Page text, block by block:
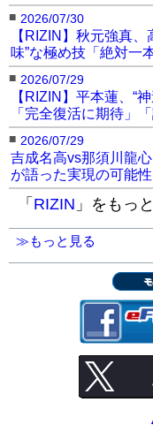
■ 2026/07/30
【RIZIN】秋元強真
味”な極め技「絶対一
■ 2026/07/29
【RIZIN】平本蓮、“
「完全復活に期待」
■ 2026/07/29
吉成名高vs那須川龍
が語った実現の可能
「 RIZIN 」をもっ
≫もっと見る